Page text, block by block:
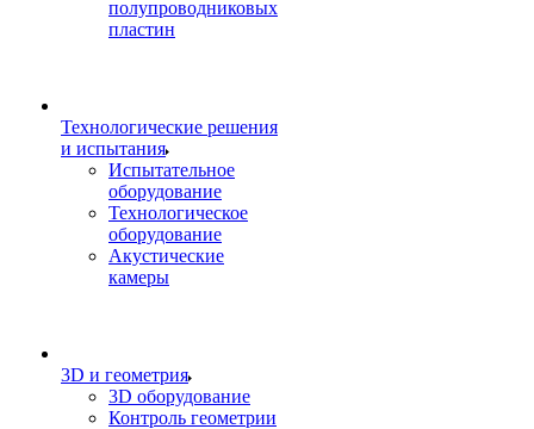
полупроводниковых
пластин
Технологические решения
и испытания
Испытательное
оборудование
Технологическое
оборудование
Акустические
камеры
3D и геометрия
3D оборудование
Контроль геометрии